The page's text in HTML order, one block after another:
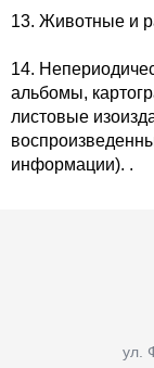
13. Животные и
14.
альбомы,
листовые
информации). .
ул.